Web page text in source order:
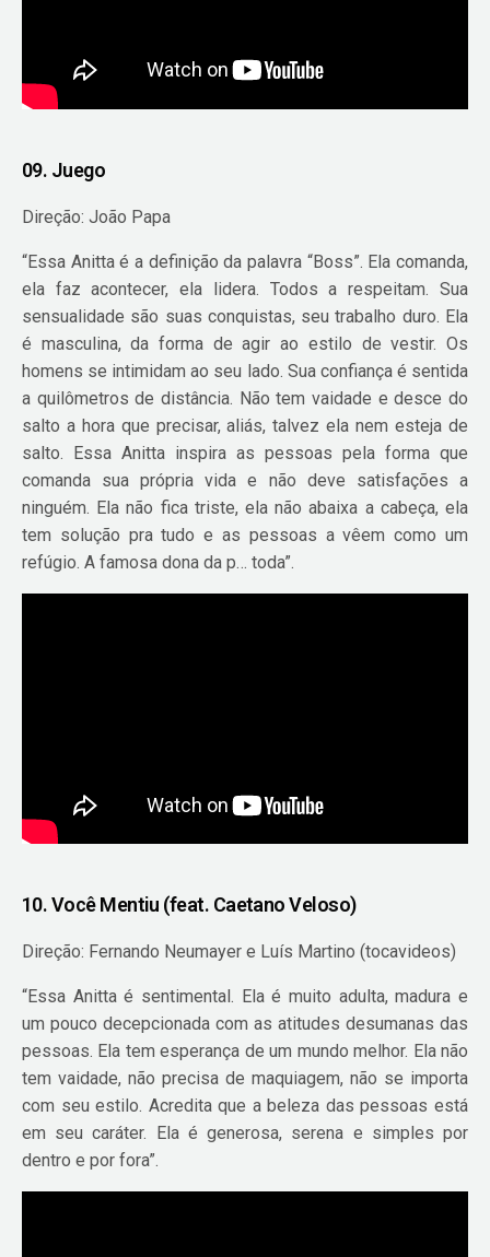
09. Juego
Direção: João Papa
“Essa Anitta é a definição da palavra “Boss”. Ela comanda,
ela faz acontecer, ela lidera. Todos a respeitam. Sua
sensualidade são suas conquistas, seu trabalho duro. Ela
é masculina, da forma de agir ao estilo de vestir. Os
homens se intimidam ao seu lado. Sua confiança é sentida
a quilômetros de distância. Não tem vaidade e desce do
salto a hora que precisar, aliás, talvez ela nem esteja de
salto. Essa Anitta inspira as pessoas pela forma que
comanda sua própria vida e não deve satisfações a
ninguém. Ela não fica triste, ela não abaixa a cabeça, ela
tem solução pra tudo e as pessoas a vêem como um
refúgio. A famosa dona da p… toda”.
10. Você Mentiu (feat. Caetano Veloso)
Direção: Fernando Neumayer e Luís Martino (tocavideos)
“Essa Anitta é sentimental. Ela é muito adulta, madura e
um pouco decepcionada com as atitudes desumanas das
pessoas. Ela tem esperança de um mundo melhor. Ela não
tem vaidade, não precisa de maquiagem, não se importa
com seu estilo. Acredita que a beleza das pessoas está
em seu caráter. Ela é generosa, serena e simples por
dentro e por fora”.